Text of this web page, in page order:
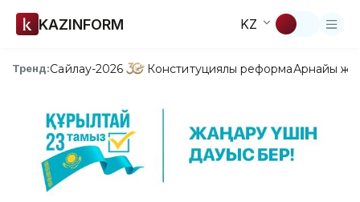
KAZINFORM KZ
Тренд:Сайлау-2026 Конституциялық реформаАрнайы